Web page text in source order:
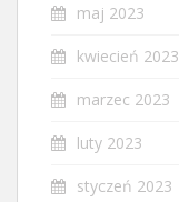
maj 2023
kwiecień 2023
marzec 2023
luty 2023
styczeń 2023